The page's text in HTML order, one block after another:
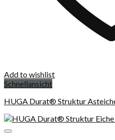
Add to wishlist
Schnellansicht
HUGA Durat® Struktur